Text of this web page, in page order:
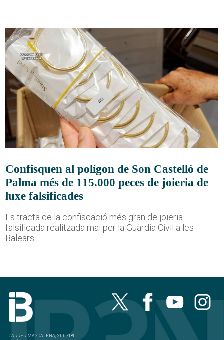
Confisquen al polígon de Son Castelló de
Palma més de 115.000 peces de joieria de
luxe falsificades
Es tracta de la confiscació més gran de joieria
falsificada realitzada mai per la Guàrdia Civil a les
Balears
CARRER MAGDALENA, 21, 07180